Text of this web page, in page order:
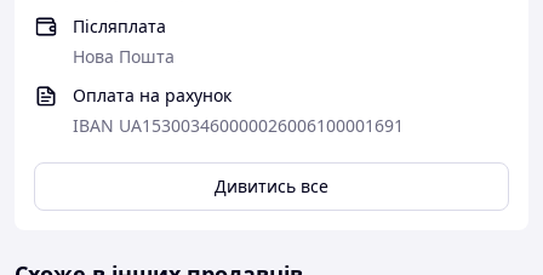
Післяплата
Нова Пошта
Оплата на рахунок
IBAN UA153003460000026006100001691
Дивитись все